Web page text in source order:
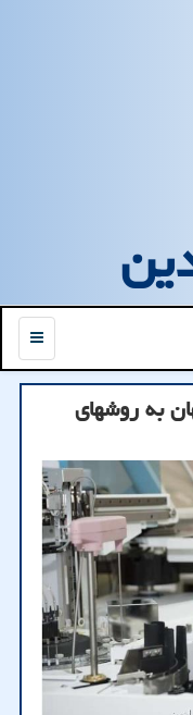
منو
به روشهای